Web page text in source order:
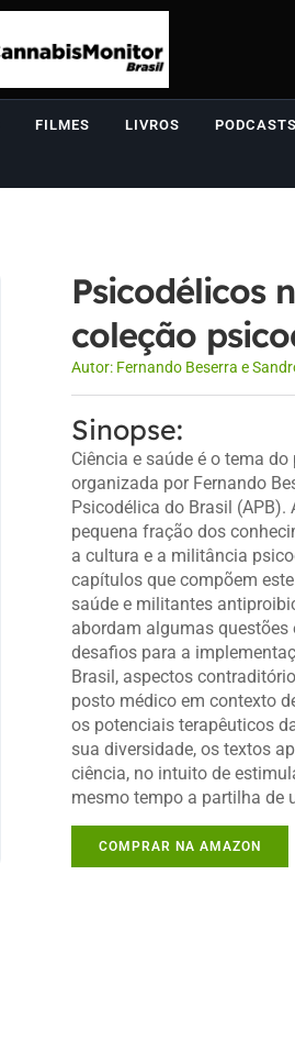
FILMES LIVROS PODCASTS
Psicodélicos
coleção
Autor: Fernando Beserra e
Sinopse:
Ciência e saúde é o tema
organizada por Fernando
Psicodélica do Brasil
pequena fração dos
a cultura e a militância
capítulos que compõem
saúde e militantes
abordam algumas
desafios para a
Brasil, aspectos
posto médico em contexto
os potenciais terapêuticos
sua diversidade, os textos
ciência, no intuito de
mesmo tempo a partilha de
COMPRAR NA AMAZON